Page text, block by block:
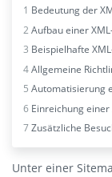
1 Bedeutung der
2Aufbau einer
3 Beispielhafte
4Allgemeine
5 Automatisierung
6 Einreichung
7Zusätzliche
Unter einer